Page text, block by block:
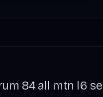
84 all mtn l6